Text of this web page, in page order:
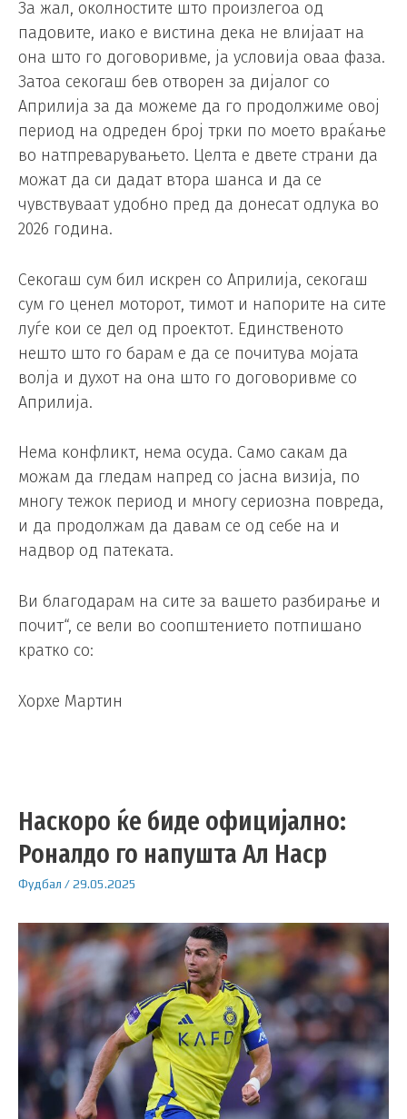
За жал, околностите што произлегоа од
падовите, иако е вистина дека не влијаат на
она што го договоривме, ја условија оваа фаза.
Затоа секогаш бев отворен за дијалог со
Априлија за да можеме да го продолжиме овој
период на одреден број трки по моето враќање
во натпреварувањето. Целта е двете страни да
можат да си дадат втора шанса и да се
чувствуваат удобно пред да донесат одлука во
2026 година.
Секогаш сум бил искрен со Априлија, секогаш
сум го ценел моторот, тимот и напорите на сите
луѓе кои се дел од проектот. Единственото
нешто што го барам е да се почитува мојата
волја и духот на она што го договоривме со
Априлија.
Нема конфликт, нема осуда. Само сакам да
можам да гледам напред со јасна визија, по
многу тежок период и многу сериозна повреда,
и да продолжам да давам се од себе на и
надвор од патеката.
Ви благодарам на сите за вашето разбирање и
почит“, се вели во соопштението потпишано
кратко со:
Хорхе Мартин
Наскоро ќе биде официјално:
Роналдо го напушта Ал Наср
Фудбал /29.05.2025